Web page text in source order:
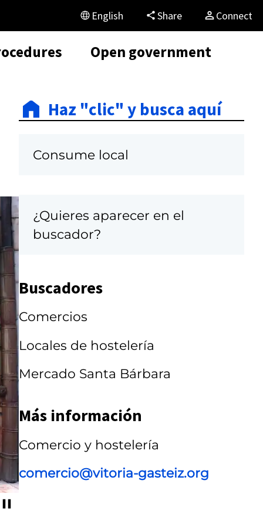
English Share Connect
Open government
a
r
r
u
s
e
l
Haz "clic" y busca aquí
Consume local
¿Quieres aparecer en el
buscador?
Buscadores
Comercios
Locales de hostelería
Mercado Santa Bárbara
Más información
Comercio y hostelería
comercio@vitoria-gasteiz.org